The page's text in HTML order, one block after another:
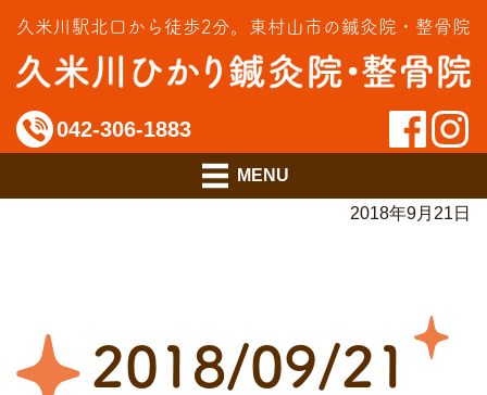
久米川駅北口から徒歩2分。 東村山市の鍼灸院・整骨院
042-306-1883
料金のご案内
アクセス
2018年9月21日
2018/09/21